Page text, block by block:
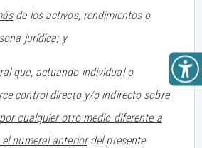
de los activos, rendimientos o
jurídica; y
que, actuando individual o
controldirecto y/o indirecto sobre
por cualquier otro medio diferente a
numeral anteriordel presente